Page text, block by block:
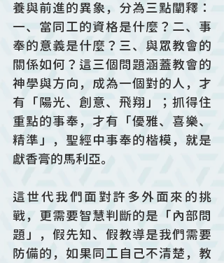
養與前進的異象，分為三點闡釋：
一、當同工的資格是什麼？二、事
奉的意義是什麼？三、與眾教會的
關係如何？這三個問題涵蓋教會的
神學與方向，成為一個對的人，才
有「陽光、創意、飛翔」；抓得住
重點的事奉，才有「優雅、喜樂、
精準」，聖經中事奉的楷模，就是
獻香膏的馬利亞。
這世代我們面對許多外面來的挑
戰，更需要智慧判斷的是「內部問
題」，假先知、假教導是我們需要
防備的，如果同工自己不清楚，教